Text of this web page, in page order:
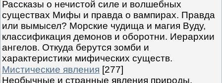
Рассказы о нечистой силе и волшебных
существах Мифы и правда о вампирах. Правда
или вымысел? Морские чудища и магия Вуду,
классификация демонов и оборотни. Иерархии
ангелов. Откуда берутся зомби и
характеристики мифических существ.
Мистические явления [277]
Необычные и странные явления природы.